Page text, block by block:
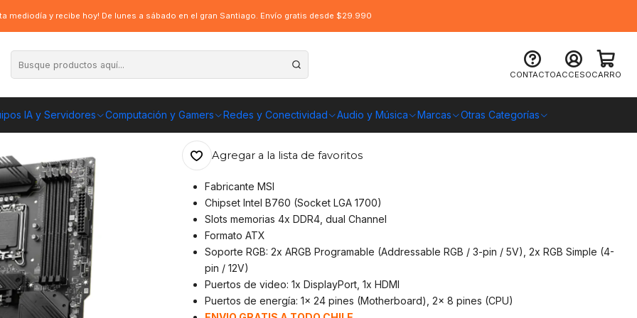
CONTACTOACCESOCARRO
IA y Servidores Computación y Gamers Redes y Conectividad Audio y Música Marcas Otras Categorías
mediodía y recibe hoy! De lunes a sábado en el gran Santiago. Envío gratis desde $29.990
MAG B760 Tomahawk Wifi DDR4 LGA1700
Placa Madre MSI MAG B760 Tomahawk Wifi DDR4
LGA1700
ENVÍO GRATIS A TODO CHILE
Agregar a la lista de favoritos
Fabricante MSI
Chipset Intel B760 (Socket LGA 1700)
Slots memorias 4x DDR4, dual Channel
Formato ATX
Soporte RGB: 2x ARGB Programable (Addressable RGB / 3-pin / 5V), 2x RGB Simple (4-
pin / 12V)
Puertos de video: 1x DisplayPort, 1x HDMI
Puertos de energía: 1x 24 pines (Motherboard), 2x 8 pines (CPU)